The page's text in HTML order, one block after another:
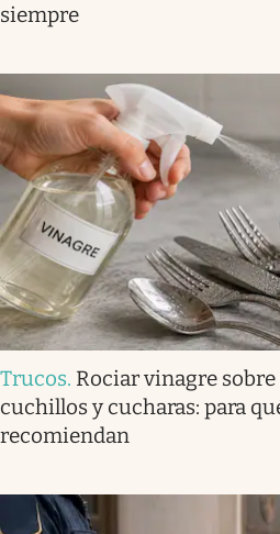
siempre
Trucos. Rociar vinagre
cuchillos y cucharas: para
recomiendan